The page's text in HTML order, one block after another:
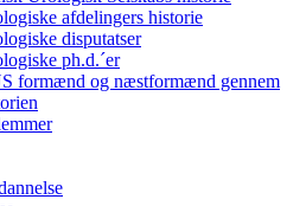
afdelingers historie
disputatser
ph.d.´er
formænd og næstformænd gennem